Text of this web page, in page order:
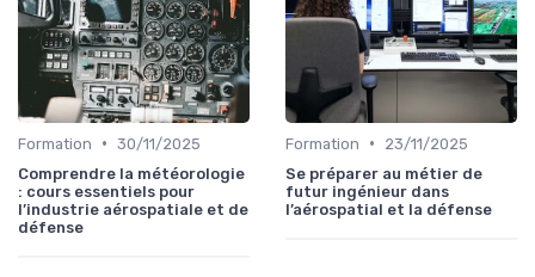
Formation • 30/11/2025
Comprendre la météorologie
: cours essentiels pour
l’industrie aérospatiale et de
défense
Formation •
23/11/2025
Se préparer au métier de
futur ingénieur dans
l’aérospatial et la défense